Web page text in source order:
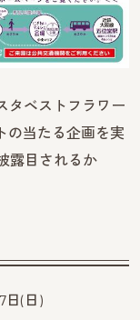
タベストフラワー
の当たる企画を実
露目されるか
日(日)